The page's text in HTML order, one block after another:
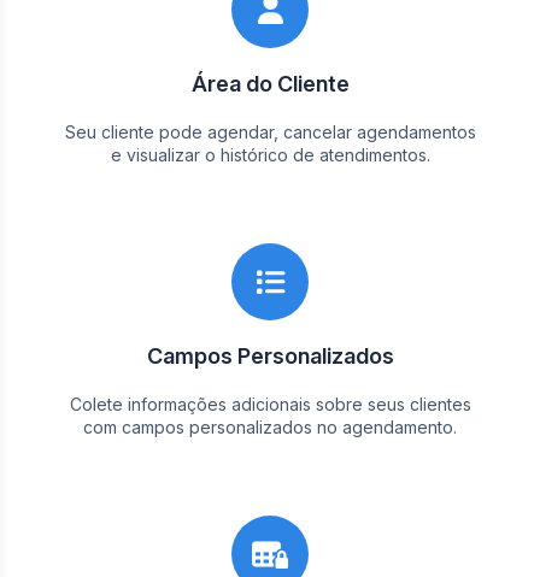
Área do Cliente
Seu cliente pode agendar, cancelar agendamentos
e visualizar o histórico de atendimentos.
Campos Personalizados
Colete informações adicionais sobre seus clientes
com campos personalizados no agendamento.